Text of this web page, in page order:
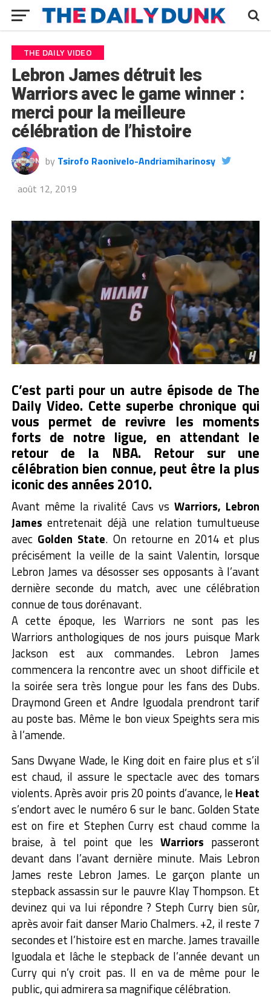
THE DAILY VIDEO
Lebron James détruit les
Warriors avec le game winner :
merci pour la meilleure
célébration de l’histoire
by Tsirofo Raonivelo-Andriamiharinosy
août 12, 2019
C’est parti pour un autre épisode de The
Daily Video. Cette superbe chronique qui
vous permet de revivre les moments
forts de notre ligue, en attendant le
retour de la NBA. Retour sur une
célébration bien connue, peut être la plus
iconic des années 2010.
Avant même la rivalité Cavs vsWarriors, Lebron
James entretenait déjà une relation tumultueuse
avec Golden State. On retourne en 2014 et plus
précisément la veille de la saint Valentin, lorsque
Lebron James va désosser ses opposants à l’avant
dernière seconde du match, avec une célébration
connue de tous dorénavant.
A cette époque, les Warriors ne sont pas les
Warriors anthologiques de nos jours puisque Mark
Jackson est aux commandes. Lebron James
commencera la rencontre avec un shoot difficile et
la soirée sera très longue pour les fans des Dubs.
Draymond Green et Andre Iguodala prendront tarif
au poste bas. Même le bon vieux Speights sera mis
à l’amende.
Sans Dwyane Wade, le King doit en faire plus et s’il
est chaud, il assure le spectacle avec des tomars
violents. Après avoir pris 20 points d’avance, leHeat
s’endort avec le numéro 6 sur le banc. Golden State
est on fire et Stephen Curry est chaud comme la
braise, à tel point que lesWarriors passeront
devant dans l’avant dernière minute. Mais Lebron
James reste Lebron James. Le garçon plante un
stepback assassin sur le pauvre Klay Thompson. Et
devinez qui va lui répondre ? Steph Curry bien sûr,
après avoir fait danser Mario Chalmers. +2, il reste 7
secondes et l’histoire est en marche. James travaille
Iguodala et lâche le stepback de l’année devant un
Curry qui n’y croit pas. Il en va de même pour le
public, qui admirera sa magnifique célébration.